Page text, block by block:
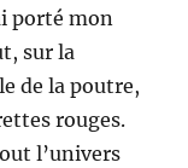
porté mon
sur la
de la poutre,
rouges.
l’univers